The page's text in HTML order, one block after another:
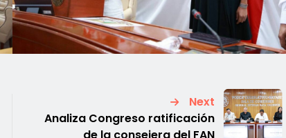
Next
Analiza Congreso ratificación